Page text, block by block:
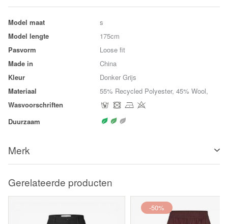
Model maat
s
Model lengte
175cm
Pasvorm
Loose fit
Made in
China
Kleur
Donker Grijs
Materiaal
55% Recycled Polyester, 45% Wool,
Wasvoorschriften
Duurzaam
Merk
Gerelateerde producten
-50%